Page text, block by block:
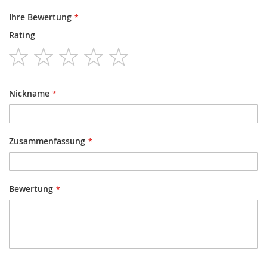
Ihre Bewertung
Rating
1
star
2
stars
3
stars
4
stars
Nickname
Zusammenfassung
Bewertung